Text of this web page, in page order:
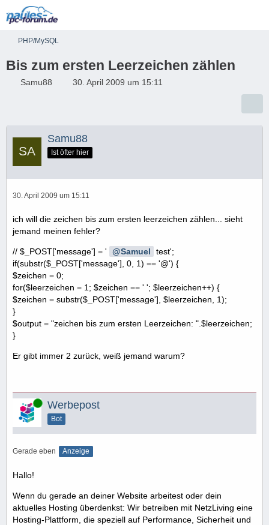
PHP/MySQL
Bis zum ersten Leerzeichen zählen
Samu88 30. April 2009 um 15:11
Samu88
Ist öfter hier
30. April 2009 um 15:11
ich will die zeichen bis zum ersten leerzeichen zählen... sieht
jemand meinen fehler?
// $_POST['message'] = ' Samuel
test';
if(substr($_POST['message'], 0, 1) == '@') {
$zeichen = 0;
for($leerzeichen = 1; $zeichen == ' '; $leerzeichen++) {
$zeichen = substr($_POST['message'], $leerzeichen, 1);
}
$output = "zeichen bis zum ersten Leerzeichen: ".$leerzeichen;
}
Er gibt immer 2 zurück, weiß jemand warum?
Online Werbepost
Bot
Gerade eben Anzeige
Hallo!
Wenn du gerade an deiner Website arbeitest oder dein
aktuelles Hosting überdenkst: Wir betreiben mit NetzLiving eine
Hosting-Plattform, die speziell auf Performance, Sicherheit und